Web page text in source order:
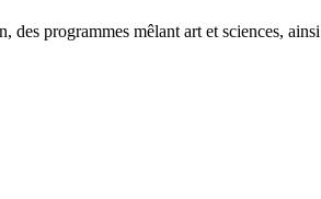
programmes mêlant art et sciences,